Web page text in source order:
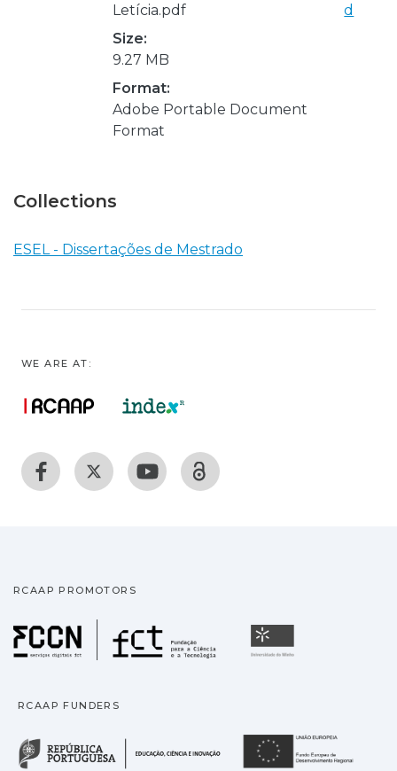
Letícia.pdf
Size:
9.27 MB
Format:
Adobe Portable Document
Format
d
Collections
ESEL - Dissertações de Mestrado
WE ARE AT:
RCAAP PROMOTORS
Fundação para a
RCAAP FUNDERS
República Portuguesa